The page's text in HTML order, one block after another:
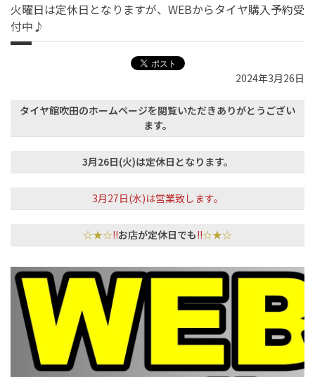
火曜日は定休日となりますが、WEBからタイヤ購入予約受
付中♪
2024年3月26日
タイヤ館吹田のホームページを閲覧いただきありがとうござい
ます。
3月26日(火)は定休日となります。
3月27日(水)は営業致します。
☆★☆!!お店が定休日でも!!☆★☆